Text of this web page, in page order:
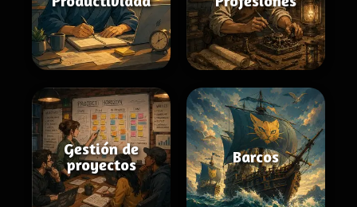
Gestión de
proyectos
Barcos